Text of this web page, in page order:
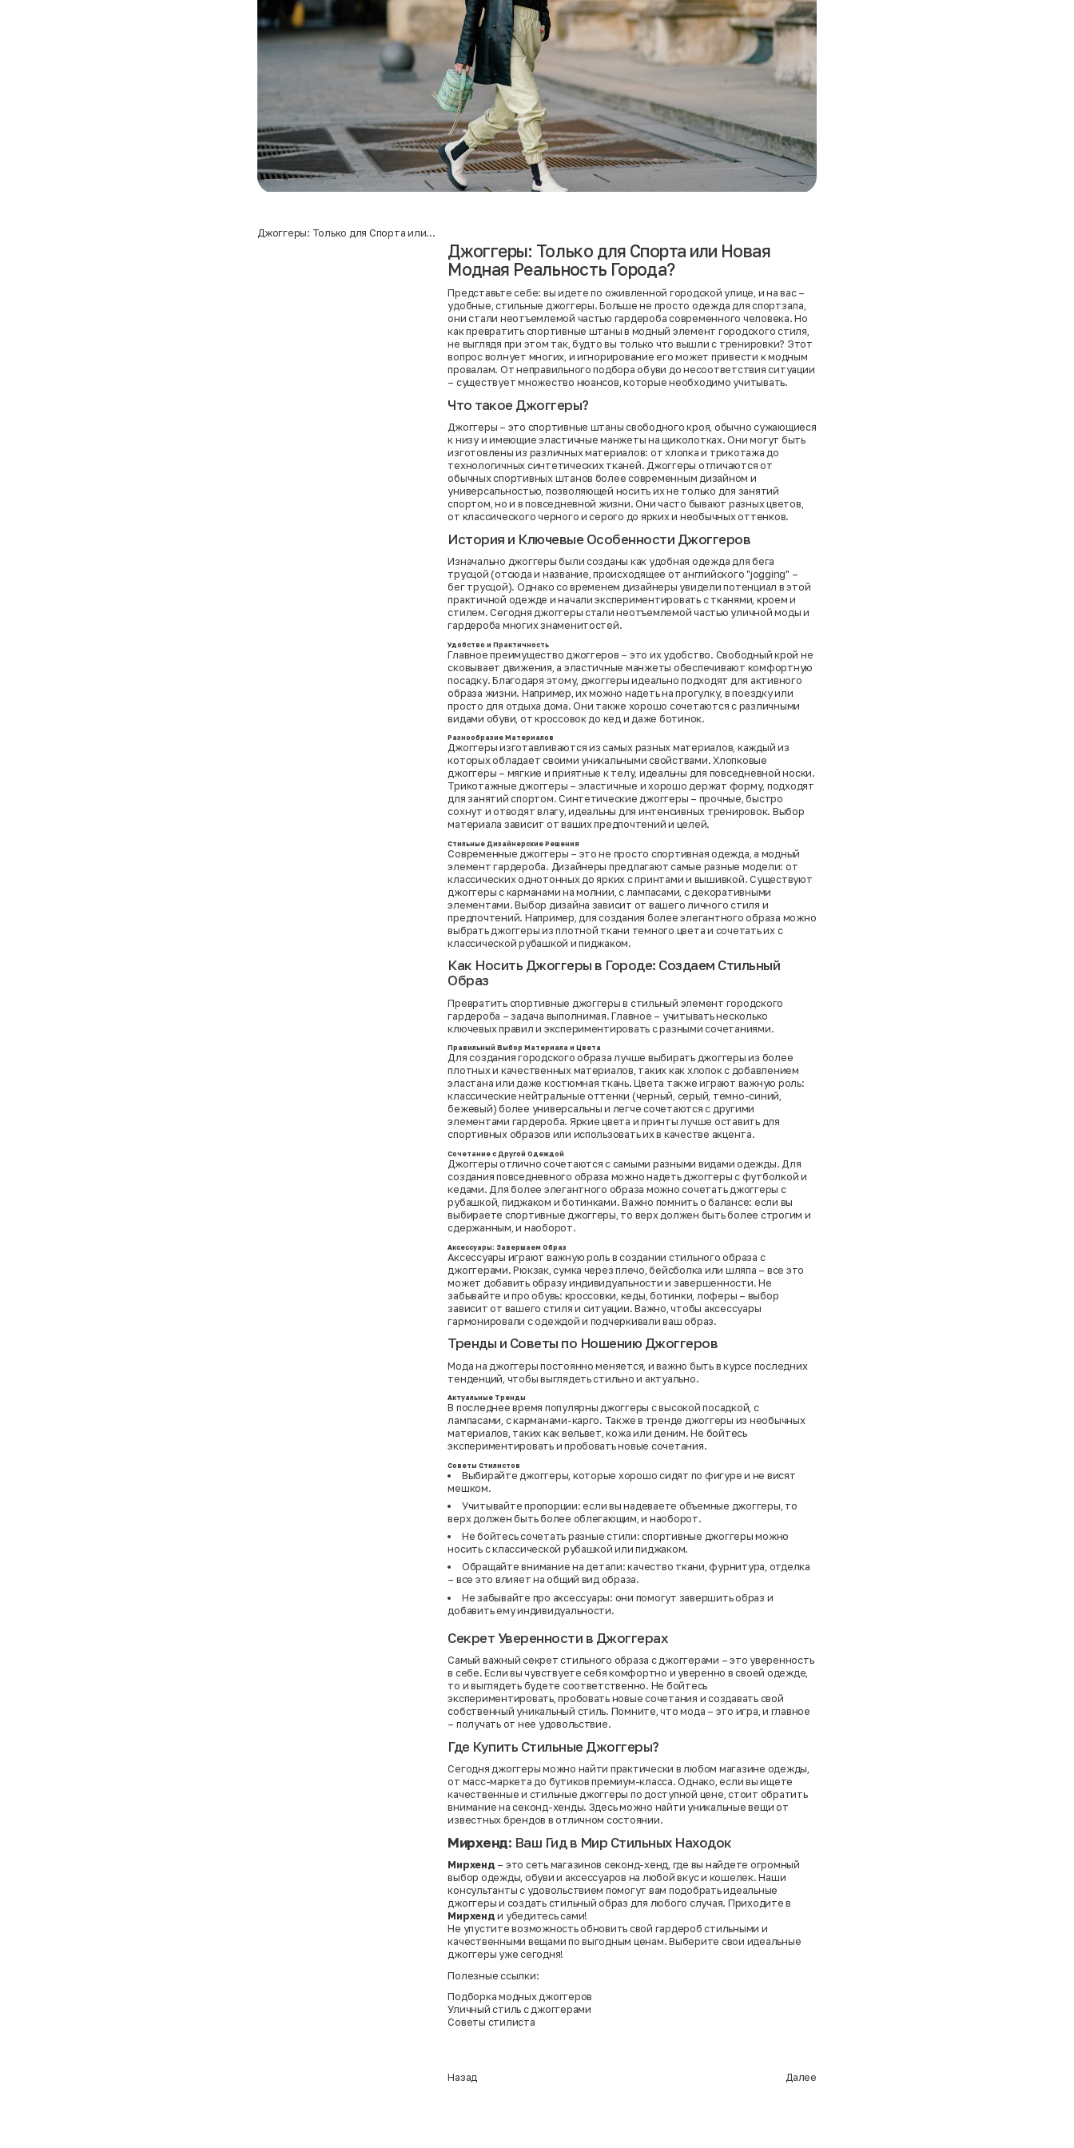
Джоггеры: Только для Спорта или
Джоггеры: Только для Спорта или Новая
Модная Реальность Города?
Представьте себе: вы идете по оживленной городской улице, и на вас –
удобные, стильные джоггеры. Больше не просто одежда для спортзала,
они стали неотъемлемой частью гардероба современного человека. Но
как превратить спортивные штаны в модный элемент городского стиля,
не выглядя при этом так, будто вы только что вышли с тренировки? Этот
вопрос волнует многих, и игнорирование его может привести к модным
провалам. От неправильного подбора обуви до несоответствия ситуации
– существует множество нюансов, которые необходимо учитывать.
Что такое Джоггеры?
Джоггеры – это спортивные штаны свободного кроя, обычно сужающиеся
к низу и имеющие эластичные манжеты на щиколотках. Они могут быть
изготовлены из различных материалов: от хлопка и трикотажа до
технологичных синтетических тканей. Джоггеры отличаются от
обычных спортивных штанов более современным дизайном и
универсальностью, позволяющей носить их не только для занятий
спортом, но и в повседневной жизни. Они часто бывают разных цветов,
от классического черного и серого до ярких и необычных оттенков.
История и Ключевые Особенности Джоггеров
Изначально джоггеры были созданы как удобная одежда для бега
трусцой (отсюда и название, происходящее от английского "jogging" –
бег трусцой). Однако со временем дизайнеры увидели потенциал в этой
практичной одежде и начали экспериментировать с тканями, кроем и
стилем. Сегодня джоггеры стали неотъемлемой частью уличной моды и
гардероба многих знаменитостей.
Удобство и Практичность
Главное преимущество джоггеров – это их удобство. Свободный крой не
сковывает движения, а эластичные манжеты обеспечивают комфортную
посадку. Благодаря этому, джоггеры идеально подходят для активного
образа жизни. Например, их можно надеть на прогулку, в поездку или
просто для отдыха дома. Они также хорошо сочетаются с различными
видами обуви, от кроссовок до кед и даже ботинок.
Разнообразие Материалов
Джоггеры изготавливаются из самых разных материалов, каждый из
которых обладает своими уникальными свойствами. Хлопковые
джоггеры – мягкие и приятные к телу, идеальны для повседневной носки.
Трикотажные джоггеры – эластичные и хорошо держат форму, подходят
для занятий спортом. Синтетические джоггеры – прочные, быстро
сохнут и отводят влагу, идеальны для интенсивных тренировок. Выбор
материала зависит от ваших предпочтений и целей.
Стильные Дизайнерские Решения
Современные джоггеры – это не просто спортивная одежда, а модный
элемент гардероба. Дизайнеры предлагают самые разные модели: от
классических однотонных до ярких с принтами и вышивкой. Существуют
джоггеры с карманами на молнии, с лампасами, с декоративными
элементами. Выбор дизайна зависит от вашего личного стиля и
предпочтений. Например, для создания более элегантного образа можно
выбрать джоггеры из плотной ткани темного цвета и сочетать их с
классической рубашкой и пиджаком.
Как Носить Джоггеры в Городе: Создаем Стильный
Образ
Превратить спортивные джоггеры в стильный элемент городского
гардероба – задача выполнимая. Главное – учитывать несколько
ключевых правил и экспериментировать с разными сочетаниями.
Правильный Выбор Материала и Цвета
Для создания городского образа лучше выбирать джоггеры из более
плотных и качественных материалов, таких как хлопок с добавлением
эластана или даже костюмная ткань. Цвета также играют важную роль:
классические нейтральные оттенки (черный, серый, темно-синий,
бежевый) более универсальны и легче сочетаются с другими
элементами гардероба. Яркие цвета и принты лучше оставить для
спортивных образов или использовать их в качестве акцента.
Сочетание с Другой Одеждой
Джоггеры отлично сочетаются с самыми разными видами одежды. Для
создания повседневного образа можно надеть джоггеры с футболкой и
кедами. Для более элегантного образа можно сочетать джоггеры с
рубашкой, пиджаком и ботинками. Важно помнить о балансе: если вы
выбираете спортивные джоггеры, то верх должен быть более строгим и
сдержанным, и наоборот.
Аксессуары: Завершаем Образ
Аксессуары играют важную роль в создании стильного образа с
джоггерами. Рюкзак, сумка через плечо, бейсболка или шляпа – все это
может добавить образу индивидуальности и завершенности. Не
забывайте и про обувь: кроссовки, кеды, ботинки, лоферы – выбор
зависит от вашего стиля и ситуации. Важно, чтобы аксессуары
гармонировали с одеждой и подчеркивали ваш образ.
Тренды и Советы по Ношению Джоггеров
Мода на джоггеры постоянно меняется, и важно быть в курсе последних
тенденций, чтобы выглядеть стильно и актуально.
Актуальные Тренды
В последнее время популярны джоггеры с высокой посадкой, с
лампасами, с карманами-карго. Также в тренде джоггеры из необычных
материалов, таких как вельвет, кожа или деним. Не бойтесь
экспериментировать и пробовать новые сочетания.
Советы Стилистов
Выбирайте джоггеры, которые хорошо сидят по фигуре и не висят
мешком.
Учитывайте пропорции: если вы надеваете объемные джоггеры, то
верх должен быть более облегающим, и наоборот.
Не бойтесь сочетать разные стили: спортивные джоггеры можно
носить с классической рубашкой или пиджаком.
Обращайте внимание на детали: качество ткани, фурнитура, отделка
– все это влияет на общий вид образа.
Не забывайте про аксессуары: они помогут завершить образ и
добавить ему индивидуальности.
Секрет Уверенности в Джоггерах
Самый важный секрет стильного образа с джоггерами – это уверенность
в себе. Если вы чувствуете себя комфортно и уверенно в своей одежде,
то и выглядеть будете соответственно. Не бойтесь
экспериментировать, пробовать новые сочетания и создавать свой
собственный уникальный стиль. Помните, что мода – это игра, и главное
– получать от нее удовольствие.
Где Купить Стильные Джоггеры?
Сегодня джоггеры можно найти практически в любом магазине одежды,
от масс-маркета до бутиков премиум-класса. Однако, если вы ищете
качественные и стильные джоггеры по доступной цене, стоит обратить
внимание на секонд-хенды. Здесь можно найти уникальные вещи от
известных брендов в отличном состоянии.
Мирхенд: Ваш Гид в Мир Стильных Находок
Мирхенд – это сеть магазинов секонд-хенд, где вы найдете огромный
выбор одежды, обуви и аксессуаров на любой вкус и кошелек. Наши
консультанты с удовольствием помогут вам подобрать идеальные
джоггеры и создать стильный образ для любого случая. Приходите в
Мирхенд и убедитесь сами!
Не упустите возможность обновить свой гардероб стильными и
качественными вещами по выгодным ценам. Выберите свои идеальные
джоггеры уже сегодня!
Полезные ссылки:
Подборка модных джоггеров
Уличный стиль с джоггерами
Советы стилиста
Назад Далее